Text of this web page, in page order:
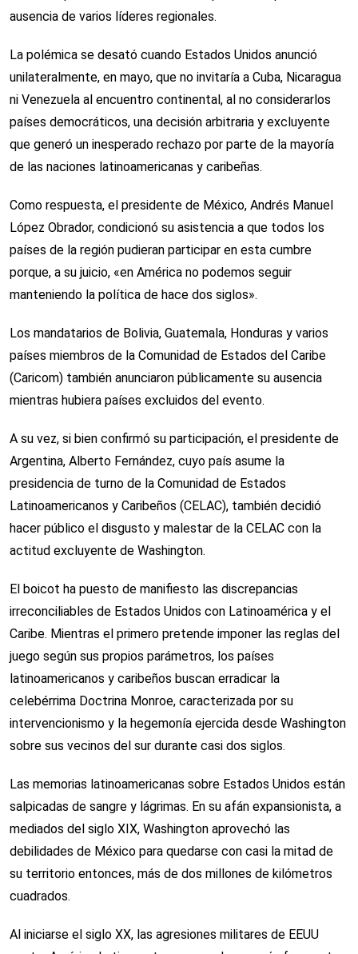
ausencia de varios líderes regionales.
La polémica se desató cuando Estados Unidos anunció
unilateralmente, en mayo, que no invitaría a Cuba, Nicaragua
ni Venezuela al encuentro continental, al no considerarlos
países democráticos, una decisión arbitraria y excluyente
que generó un inesperado rechazo por parte de la mayoría
de las naciones latinoamericanas y caribeñas.
Como respuesta, el presidente de México, Andrés Manuel
López Obrador, condicionó su asistencia a que todos los
países de la región pudieran participar en esta cumbre
porque, a su juicio, «en América no podemos seguir
manteniendo la política de hace dos siglos».
Los mandatarios de Bolivia, Guatemala, Honduras y varios
países miembros de la Comunidad de Estados del Caribe
(Caricom) también anunciaron públicamente su ausencia
mientras hubiera países excluidos del evento.
A su vez, si bien confirmó su participación, el presidente de
Argentina, Alberto Fernández, cuyo país asume la
presidencia de turno de la Comunidad de Estados
Latinoamericanos y Caribeños (CELAC), también decidió
hacer público el disgusto y malestar de la CELAC con la
actitud excluyente de Washington.
El boicot ha puesto de manifiesto las discrepancias
irreconciliables de Estados Unidos con Latinoamérica y el
Caribe. Mientras el primero pretende imponer las reglas del
juego según sus propios parámetros, los países
latinoamericanos y caribeños buscan erradicar la
celebérrima Doctrina Monroe, caracterizada por su
intervencionismo y la hegemonía ejercida desde Washington
sobre sus vecinos del sur durante casi dos siglos.
Las memorias latinoamericanas sobre Estados Unidos están
salpicadas de sangre y lágrimas. En su afán expansionista, a
mediados del siglo XIX, Washington aprovechó las
debilidades de México para quedarse con casi la mitad de
su territorio entonces, más de dos millones de kilómetros
cuadrados.
Al iniciarse el siglo XX, las agresiones militares de EEUU